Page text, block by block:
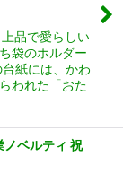
品で愛らしい
袋のホルダー
紙には、かわ
われた「おた
ノベルティ 祝